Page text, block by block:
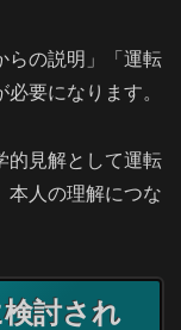
らの説明」「運転
要になります。
的見解として運転
本人の理解につな
討され